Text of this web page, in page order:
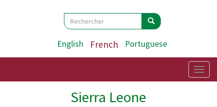
Search
Rechercher Rechercher
English French Portuguese
Sierra Leone